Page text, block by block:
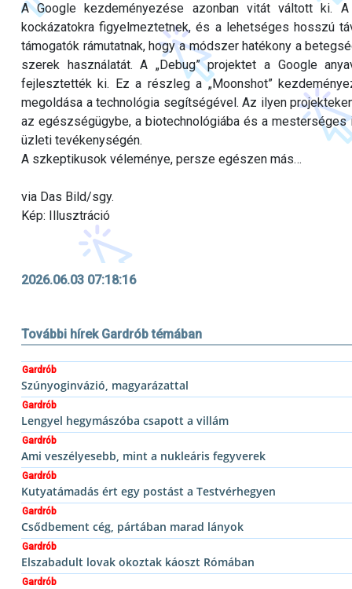
A Google kezdeményezése azonban vitát váltott ki.
kockázatokra figyelmeztetnek, és a lehetséges hosszú
támogatók rámutatnak, hogy a módszer hatékony a
szerek használatát. A „Debug” projektet a Google
fejlesztették ki. Ez a részleg a „Moonshot”
megoldása a technológia segítségével. Az ilyen
az egészségügybe, a biotechnológiába és a
üzleti tevékenységén.
A szkeptikusok véleménye, persze egészen más…
via Das Bild/sgy.
Kép: Illusztráció
2026.06.03 07:18:16
További hírek Gardrób témában
Gardrób
Szúnyoginvázió, magyarázattal
Gardrób
Lengyel hegymászóba csapott a villám
Gardrób
Ami veszélyesebb, mint a nukleáris fegyverek
Gardrób
Kutyatámadás ért egy postást a Testvérhegyen
Gardrób
Csődbement cég, pártában marad lányok
Gardrób
Elszabadult lovak okoztak káoszt Rómában
Gardrób